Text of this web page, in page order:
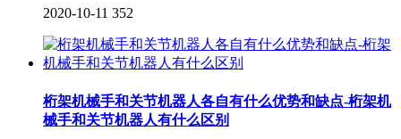
2020-10-11 352
桁架机械手和关节机器人各自有什么优势和缺点-桁架机
械手和关节机器人有什么区别